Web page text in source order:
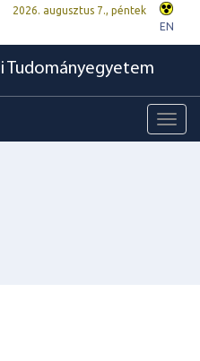
2026. augusztus 7., péntek
EN
Tudományegyetem